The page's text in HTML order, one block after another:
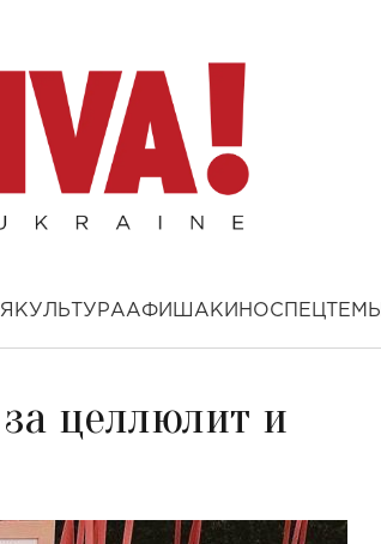
КУЛЬТУРААФИША КИНОСПЕЦТЕМЫ
целлюлит и